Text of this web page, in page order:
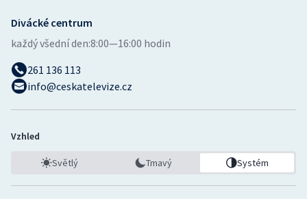
Divácké centrum
každý všední den:8:00—16:00 hodin
261 136 113
info@ceskatelevize.cz
Vzhled
Světlý Tmavý Systém